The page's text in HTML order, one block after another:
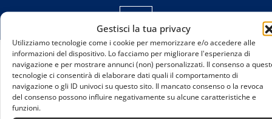
Gestisci la tua privacy
Utilizziamo tecnologie come i cookie per memorizzare e/o accedere alle
informazioni del dispositivo. Lo facciamo per migliorare l'esperienza di
navigazione e per mostrare annunci (non) personalizzati. Il consenso a
tecnologie ci consentirà di elaborare dati quali il comportamento di
navigazione o gli ID univoci su questo sito. Il mancato consenso o la revoca
del consenso possono influire negativamente su alcune caratteristiche e
funzioni.
Home
Fiera Milano si aggiudica l’appalto per l’Ice Park di
Rho: protagonista alle Olimpiadi Milano-Cortina 2026